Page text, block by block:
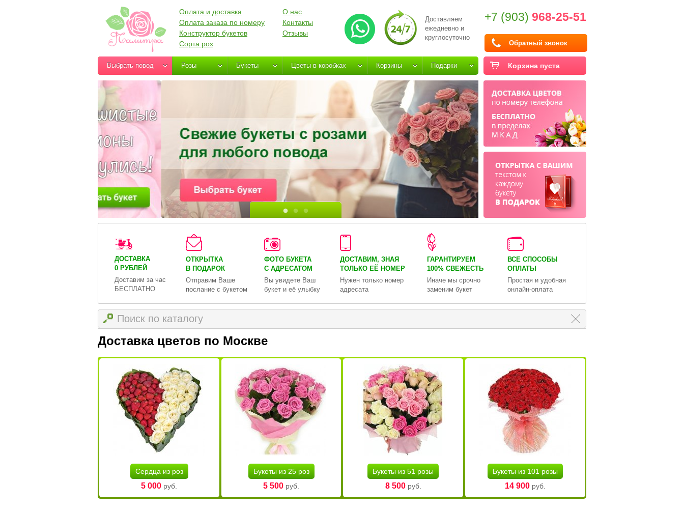
Доставляем
ежедневно и
круглосуточно
+7 (903) 968-25-51
Обратный звонок
Оплата и доставка
Оплата заказа по номеру
Конструктор букетов
Сорта роз
О нас
Контакты
Отзывы
Корзина пуста
Выбрать повод Розы Букеты Цветы в коробках Корзины Подарки
ДОСТАВКА
0 РУБЛЕЙ
Доставим за час
БЕСПЛАТНО
ОТКРЫТКА
В ПОДАРОК
Отправим Ваше
послание с букетом
ФОТО БУКЕТА
С АДРЕСАТОМ
Вы увидете Ваш
букет и её улыбку
ДОСТАВИМ, ЗНАЯ
ТОЛЬКО ЕЁ НОМЕР
Нужен только номер
адресата
ГАРАНТИРУЕМ
100% СВЕЖЕСТЬ
Иначе мы срочно
заменим букет
ВСЕ СПОСОБЫ
ОПЛАТЫ
Простая и удобная
онлайн-оплата
Доставка цветов по Москве
Сердца из роз
5 000 руб.
Букеты из 25 роз
5 500 руб.
Букеты из 51 розы
8 500руб.
Букеты из 101 розы
14 900руб.